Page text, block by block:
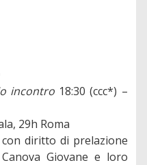
incontro 18:30 (ccc*) –
29h Roma
diritto di prelazione
Giovane e loro